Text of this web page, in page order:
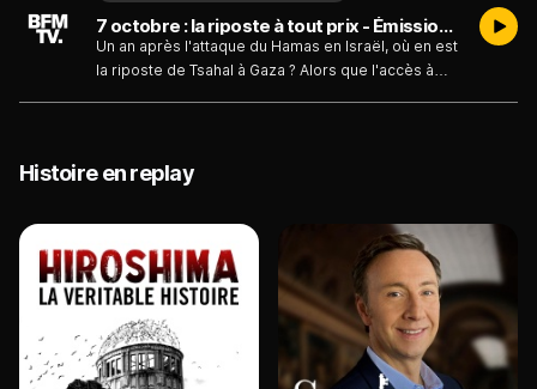
7 octobre : la riposte à tout prix - Émission du samedi 5 octobre 2024
Un an après l'attaque du Hamas en Israël, où en est
la riposte de Tsahal à Gaza ? Alors que l'accès à
images et des témoignages rares pour
documenter les opérations militaires de l'armée
affirme avoir éliminé 17.000 combattants de
l'organisation terroriste. Mais ces frappes se font
au prix de destructions massives et de très
nombreuses victimes civiles. Alors pourquoi les
dommages collatéraux sont-ils si importants ? Et
quelles sont les techniques de Tsahal pour
localiser les cibles à abattre ? Une enquête signée
Histoire en replay